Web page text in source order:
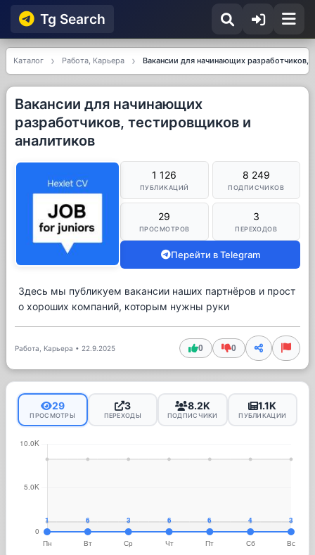
Tg Searсh
Каталог Работа, Карьера Вакансии для начинающих разработчиков,
Вакансии для начинающих
разработчиков, тестировщиков и
аналитиков
1 126
ПУБЛИКАЦИЙ
8 249
ПОДПИСЧИКОВ
29
ПРОСМОТРОВ
3
ПЕРЕХОДОВ
Перейти в Telegram
Здесь мы публикуем вакансии наших партнёров и прост
о хороших компаний, которым нужны руки
Работа, Карьера • 22.9.2025 0 0
29
ПРОСМОТРЫ
3
ПЕРЕХОДЫ
8.2K
ПОДПИСЧИКИ
1.1K
ПУБЛИКАЦИИ